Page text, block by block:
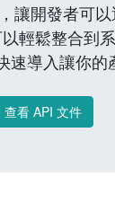
讓開發者可
輕鬆整合到
導入讓你的
查看 API 文件